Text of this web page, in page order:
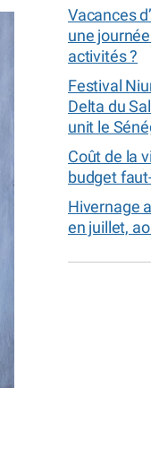
Vacances
une
activités ?
Festival
Delta du
unit le
Coût de la
budget
Hivernage
en juillet,